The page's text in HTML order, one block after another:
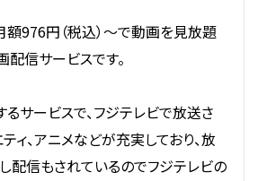
額976円（税込）～で動画を見放題
信サービスです。
サービスで、フジテレビで放送さ
ィ、アニメなどが充実しており、放
配信もされているのでフジテレビの